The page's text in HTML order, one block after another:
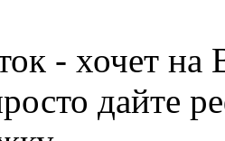
- хочет на
дайте